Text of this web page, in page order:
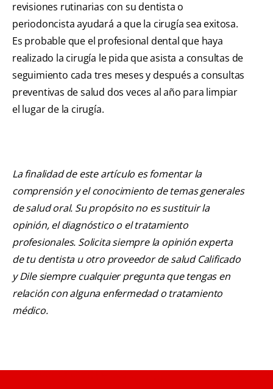
revisiones rutinarias con su dentista o
periodoncista ayudará a que la cirugía sea exitosa.
Es probable que el profesional dental que haya
realizado la cirugía le pida que asista a consultas de
seguimiento cada tres meses y después a consultas
preventivas de salud dos veces al año para limpiar
el lugar de la cirugía.
La finalidad de este artículo es fomentar la
comprensión y el conocimiento de temas generales
de salud oral. Su propósito no es sustituir la
opinión, el diagnóstico o el tratamiento
profesionales. Solicita siempre la opinión experta
de tu dentista u otro proveedor de salud Calificado
y Dile siempre cualquier pregunta que tengas en
relación con alguna enfermedad o tratamiento
médico.